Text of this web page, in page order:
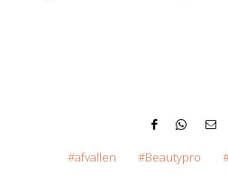
afvallen Beautypro